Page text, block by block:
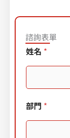
諮詢表單
您
何
知
次
動
姓名 *
部門 *